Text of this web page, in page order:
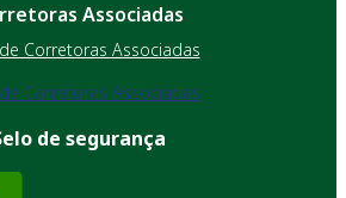
Associadas
Corretoras Associadas
Corretoras Associadas
de segurança